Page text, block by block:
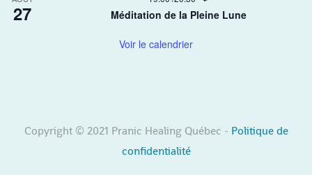
27
c
Méditation de la Pleine Lune
Voir le calendrier
Copyright © 2021 Pranic Healing Québec - Politique de
confidentialité